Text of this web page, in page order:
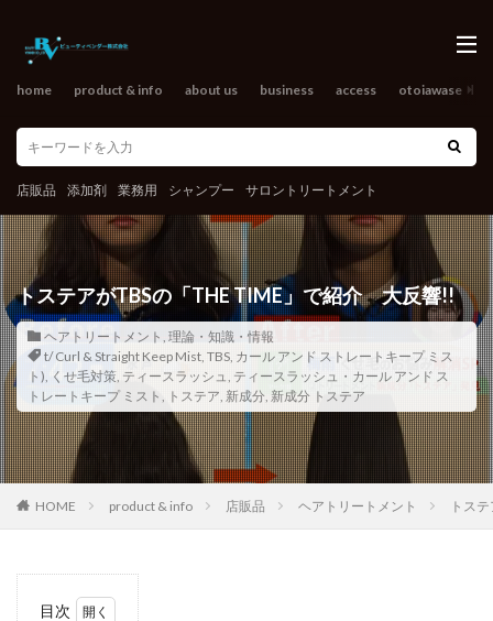
home product & info about us business access otoiawase
店販品 添加剤 業務用 シャンプー サロントリートメント
トステアがTBSの「THE TIME」で紹介 大反響!!
ヘアトリートメント , 理論・知識・情報
t/ Curl & Straight Keep Mist, TBS, カール アンド ストレートキープ ミス
ト), くせ毛対策, ティースラッシュ, ティースラッシュ・カール アンド ス
トレートキープ ミスト , トステア, 新成分, 新成分 トステア
HOME product & info 店販品 ヘアトリートメント トス
目次